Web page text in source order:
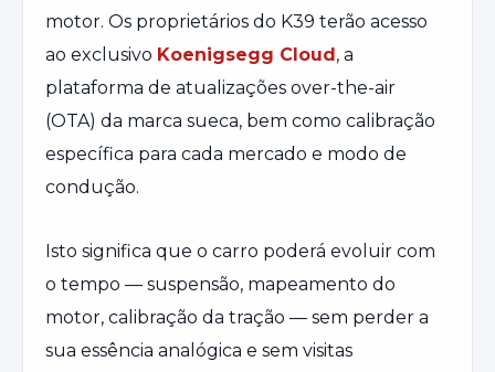
motor. Os proprietários do K39 terão acesso
ao exclusivo Koenigsegg Cloud, a
plataforma de atualizações over-the-air
(OTA) da marca sueca, bem como calibração
específica para cada mercado e modo de
condução.
Isto significa que o carro poderá evoluir com
o tempo — suspensão, mapeamento do
motor, calibração da tração — sem perder a
sua essência analógica e sem visitas